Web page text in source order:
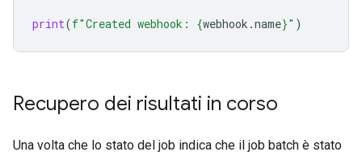
print(f"Created webhook: {webhook .name}" )
Recupero dei risultati in corso
Una volta che lo stato del job indica che il job batch è stato